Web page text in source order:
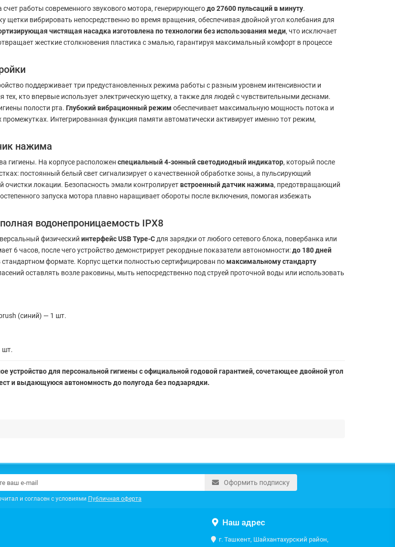
работы современного звукового мотора, генерирующегодо 27600 пульсаций в минуту.
щетки вибрировать непосредственно во время вращения, обеспечивая двойной угол колебания для
чистящая насадка изготовлена по технологии без использования меди, что исключает
жесткие столкновения пластика с эмалью, гарантируя максимальный комфорт в процессе
поддерживает три предустановленных режима работы с разным уровнем интенсивности и
тех, кто впервые использует электрическую щетку, а также для людей с чувствительными деснами.
полости рта. Глубокий вибрационный режим обеспечивает максимальную мощность потока и
Интегрированная функция памяти автоматически активирует именно тот режим,
нажима
гигиены. На корпусе расположен специальный 4-зонный светодиодный индикатор, который после
постоянный белый свет сигнализирует о качественной обработке зоны, а пульсирующий
локации. Безопасность эмали контролирует встроенный датчик нажима, предотвращающий
запуска мотора плавно наращивает обороты после включения, помогая избежать
водонепроницаемость IPX8
физический интерфейс USB Type-Cдля зарядки от любого сетевого блока, повербанка или
6 часов, после чего устройство демонстрирует рекордные показатели автономности:до 180 дней
формате. Корпус щетки полностью сертифицирован по максимальному стандарту
оставлять возле раковины, мыть непосредственно под струей проточной воды или использовать
(синий) — 1 шт.
шт.
устройство для персональной гигиены с официальной годовой гарантией, сочетающее двойной угол
и выдающуюся автономность до полугода без подзарядки.
Оформить подписку
и согласен с условиями Публичная оферта
Наш адрес
г. Ташкент, Шайхантахурский район,